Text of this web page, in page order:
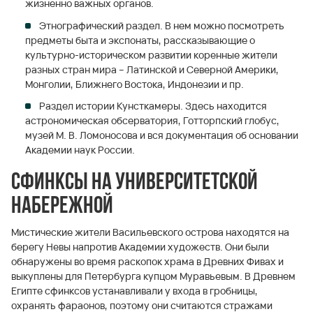
жизненно важных органов.
Этнографический раздел. В нем можно посмотреть
предметы быта и экспонаты, рассказывающие о
культурно-историческом развитии коренные жители
разных стран мира – Латинской и Северной Америки,
Монголии, Ближнего Востока, Индонезии и пр.
Раздел истории Кунсткамеры. Здесь находится
астрономическая обсерватория, Готторпский глобус,
музей М. В. Ломоносова и вся документация об основании
Академии наук России.
Сфинксы на Университетской
набережной
Мистические жители Васильевского острова находятся на
берегу Невы напротив Академии художеств. Они были
обнаружены во время раскопок храма в Древних Фивах и
выкуплены для Петербурга купцом Муравьевым. В Древнем
Египте сфинксов устанавливали у входа в гробницы,
охранять фараонов, поэтому они считаются стражами